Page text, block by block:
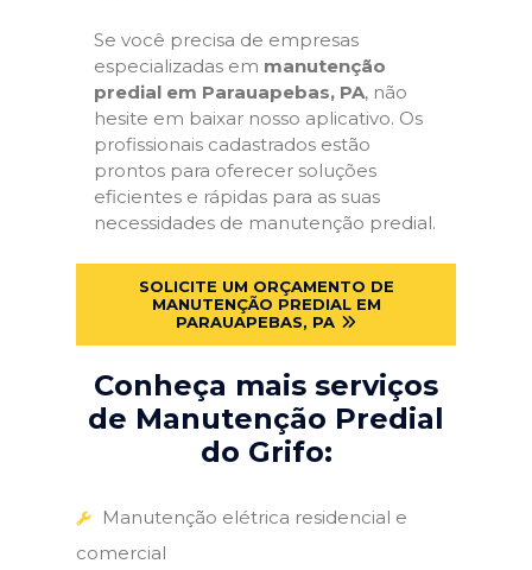
Se você precisa de empresas
especializadas em manutenção
predial em Parauapebas, PA, não
hesite em baixar nosso aplicativo. Os
profissionais cadastrados estão
prontos para oferecer soluções
eficientes e rápidas para as suas
necessidades de manutenção predial.
SOLICITE UM ORÇAMENTO DE
MANUTENÇÃO PREDIAL EM
PARAUAPEBAS, PA
Conheça mais serviços
de Manutenção Predial
do Grifo:
Manutenção elétrica residencial e
comercial